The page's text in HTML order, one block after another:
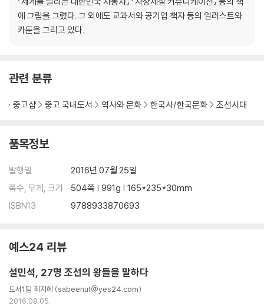
무서운 호랑이. 피로써 이룬 세조의 ‘왕권 강화’·165
- 모사꾼 한명회, 수양대군을 왕으로 만들기 위해 살생부를 만들다
- 형제와 조카를 죽이고 이룩한 왕권 강화
【 제8대 예종 】
- 아버지 세조처럼 왕권강화를 꿈꿨던 임금
【 제9대 성종 】
모범생 호랑이. 조선 최고의 모범 임금·197
- 조선 고유의 법전, 경국대전을 완성하다
- 왕으로서는 100점! 남편으로서는 0점!이었던 성종
미친 호랑이. 조선 최고의 폭군·215
- 신하들의 입을 막고, 자신의 귀를 닫은 연산군
- 천 명의 기생과 ‘흥청망청’했던 임금
에 그림을 그렸다. 그 외에도 교과서와 공기업 책자 등의 일러스트와
카툰을 그리고 있다.
관련 분류
중고샵 중고 국내도서 역사와 문화 한국사/한국문화 조선시대
품목정보
발행일
2016년 07월 25일
쪽수, 무게, 크기
504쪽 | 991g | 165*235*30mm
ISBN13
9788933870693
예스24 리뷰
설민석, 27명 조선의 왕들을 말하다
도서1팀 최지혜 (sabeenut@yes24.com)
2016.08.05.